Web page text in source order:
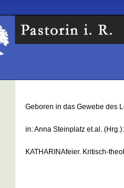
Geboren in das Gewebe des
in: Anna Steinplatz et.al. (Hrg.):
KATHARINAfeier. Kritisch-